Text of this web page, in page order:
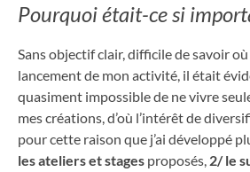
Pourquoi était-ce si
Sans objectif clair, difficile de savoir où
lancement de mon activité, il était
quasiment impossible de ne vivre
mes créations, d’où l’intérêt de
pour cette raison que j’ai développé
les ateliers et stages proposés, 2/ le